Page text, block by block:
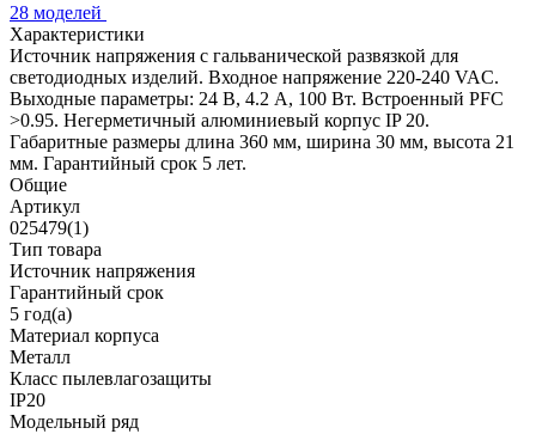
28 моделей
Характеристики
Источник напряжения с гальванической развязкой для
светодиодных изделий. Входное напряжение 220-240 VAC.
Выходные параметры: 24 В, 4.2 А, 100 Вт. Встроенный PFC
>0.95. Негерметичный алюминиевый корпус IP 20.
Габаритные размеры длина 360 мм, ширина 30 мм, высота 21
мм. Гарантийный срок 5 лет.
Общие
Артикул
025479(1)
Тип товара
Источник напряжения
Гарантийный срок
5 год(а)
Материал корпуса
Металл
Класс пылевлагозащиты
IP20
Модельный ряд